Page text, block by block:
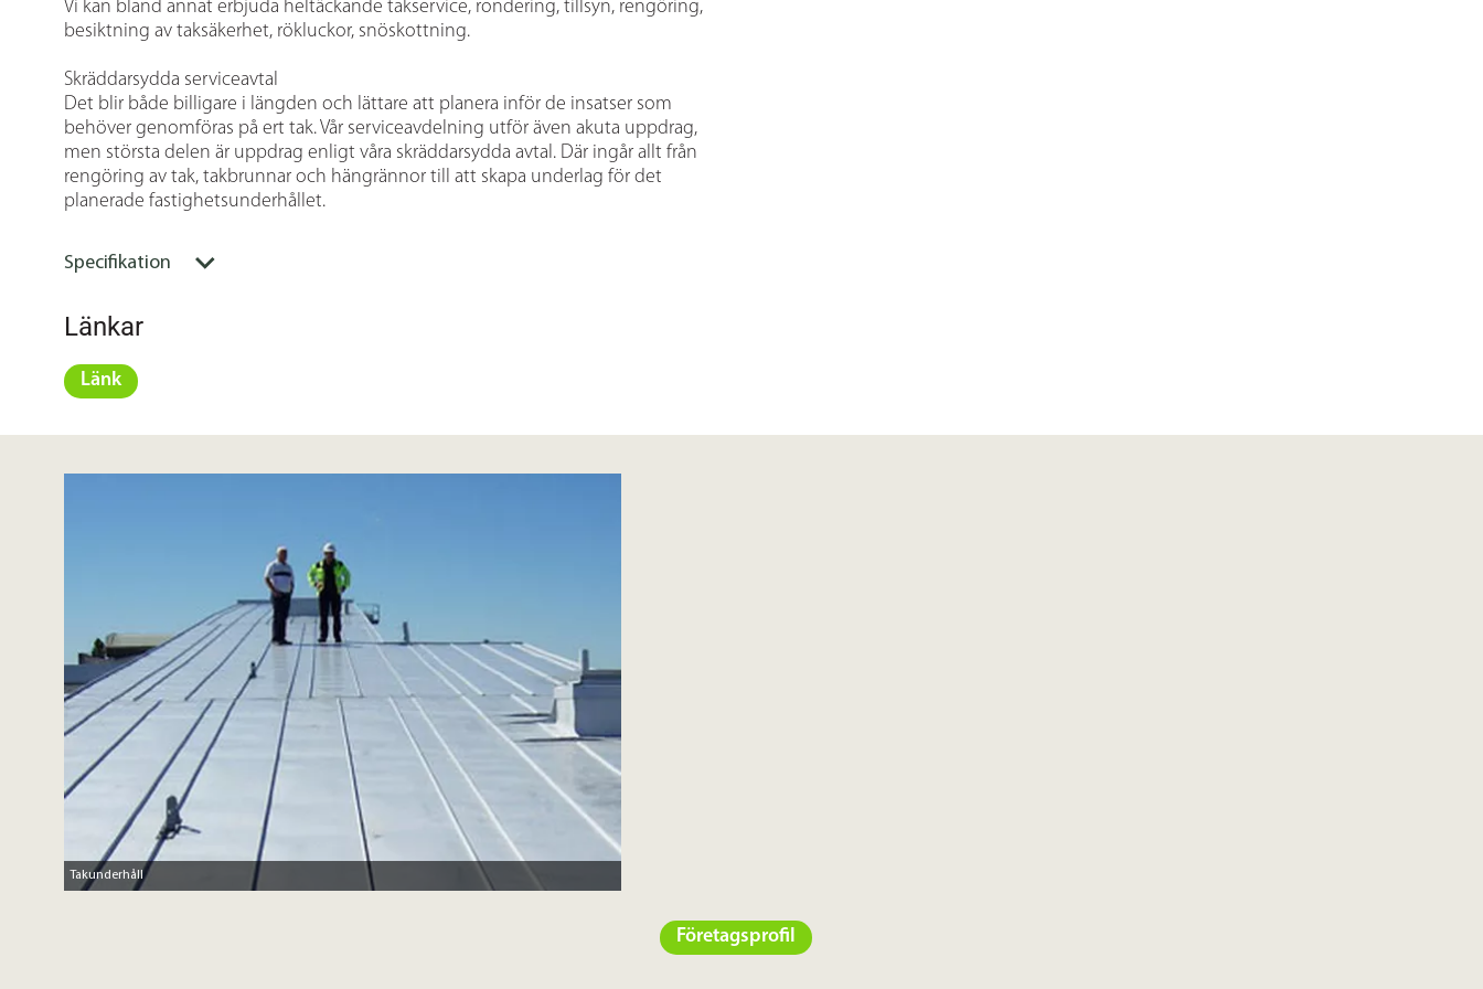
Vi kan bland annat erbjuda heltäckande takservice, rondering, tillsyn, rengöring,
besiktning av taksäkerhet, rökluckor, snöskottning.
Skräddarsydda serviceavtal
Det blir både billigare i längden och lättare att planera inför de insatser som
behöver genomföras på ert tak. Vår serviceavdelning utför även akuta uppdrag,
men största delen är uppdrag enligt våra skräddarsydda avtal. Där ingår allt från
rengöring av tak, takbrunnar och hängrännor till att skapa underlag för det
planerade fastighetsunderhållet.
Specifikation
Länkar
Länk
Takunderhåll
Företagsprofil